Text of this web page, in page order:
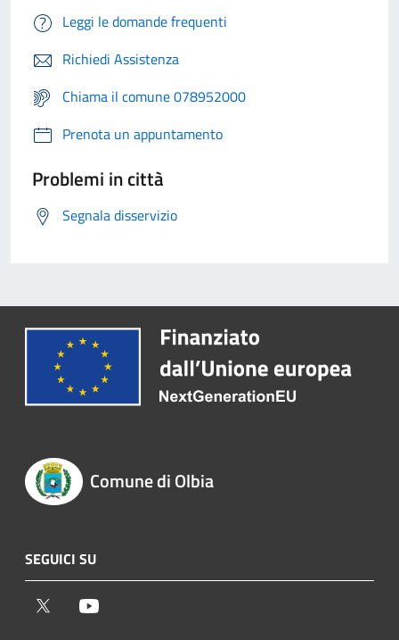
Leggi le domande frequenti
Richiedi Assistenza
Chiama il comune 078952000
Prenota un appuntamento
Problemi in città
Segnala disservizio
Comune di Olbia
SEGUICI SU
Twitter